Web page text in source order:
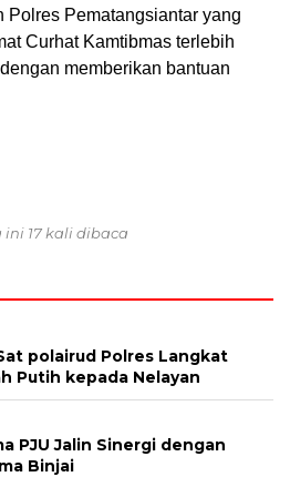
Polres Pematangsiantar yang
Curhat Kamtibmas terlebih
memberikan bantuan
ini 17 kali dibaca
polairud Polres Langkat
Putih kepada Nelayan
PJU Jalin Sinergi dengan
Binjai